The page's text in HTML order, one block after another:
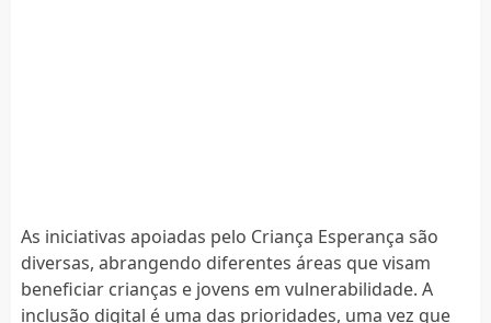
As iniciativas apoiadas pelo Criança Esperança são
diversas, abrangendo diferentes áreas que visam
beneficiar crianças e jovens em vulnerabilidade. A
inclusão digital é uma das prioridades, uma vez que